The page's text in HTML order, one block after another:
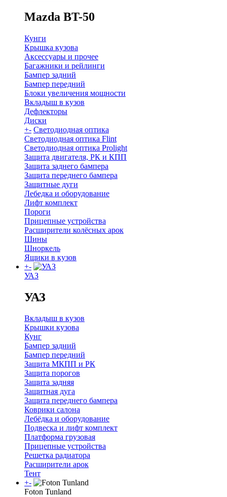
Mazda BT-50
Кунги
Крышка кузова
Аксессуары и прочее
Багажники и рейлинги
Бампер задний
Бампер передний
Блоки увеличения мощности
Вкладыш в кузов
Дефлекторы
Диски
+- Светодиодная оптика
Светодиодная оптика Flint
Светодиодная оптика Prolight
Защита двигателя, РК и КПП
Защита заднего бампера
Защита переднего бампера
Защитные дуги
Лебедка и оборудование
Лифт комплект
Пороги
Прицепные устройства
Расширители колёсных арок
Шины
Шноркель
Ящики в кузов
+-
УАЗ
УАЗ
Вкладыш в кузов
Крышки кузова
Кунг
Бампер задний
Бампер передний
Защита МКПП и РК
Защита порогов
Защита задняя
Защитная дуга
Защита переднего бампера
Коврики салона
Лебёдка и оборудование
Подвеска и лифт комплект
Платформа грузовая
Прицепные устройства
Решетка радиатора
Расширители арок
Тент
+-
Foton Tunland